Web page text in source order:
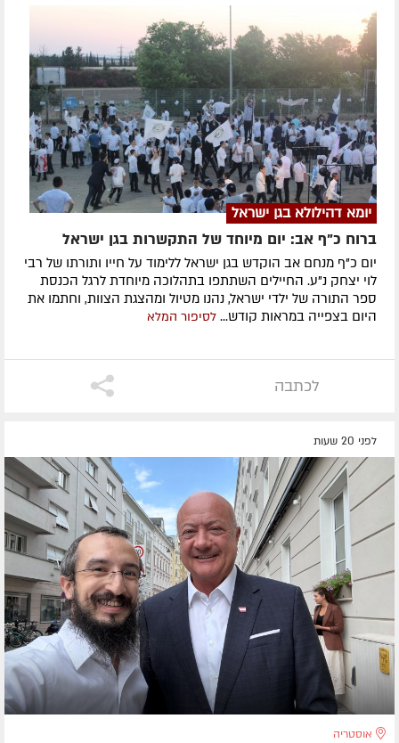
יומא דהילולא בגן ישראל
ברוח כ"ף אב: יום מיוחד של התקשרות בגן ישראל
יום כ"ף מנחם אב הוקדש בגן ישראל ללימוד על חייו ותורתו של רבי
לוי יצחק נ"ע. החיילים השתתפו בתהלוכה מיוחדת לרגל הכנסת
ספר התורה של ילדי ישראל, נהנו מטיול ומהצגת הצוות, וחתמו את
היום בצפייה במראות קודש... לסיפור המלא
לכתבה
לפני 20 שעות
אוסטריה